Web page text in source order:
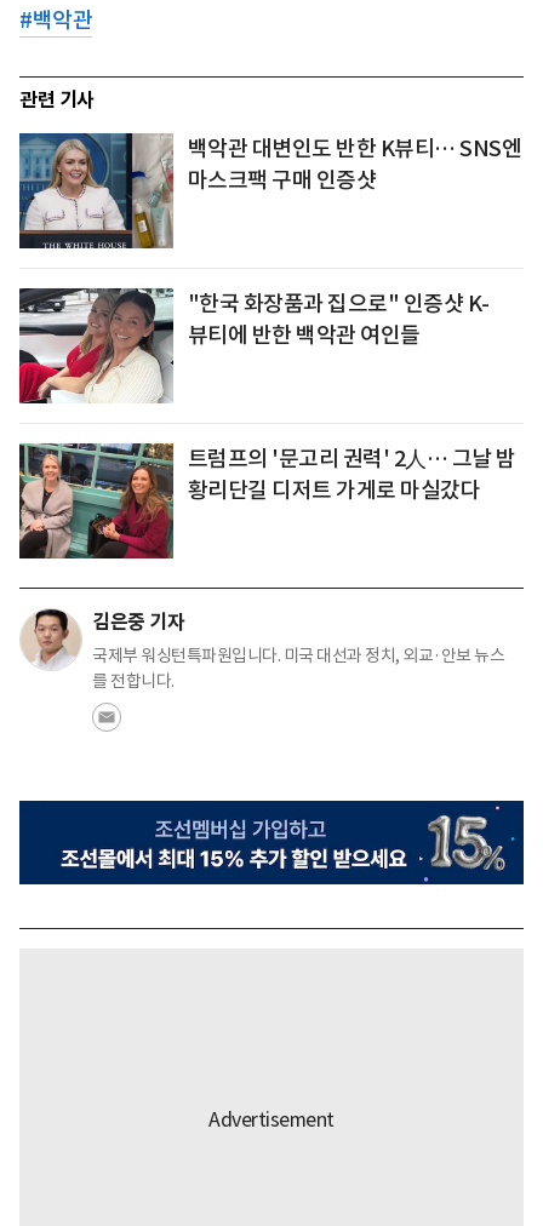
#백악관
관련 기사
백악관 대변인도 반한 K뷰티… SNS엔
마스크팩 구매 인증샷
"한국 화장품과 집으로" 인증샷 K-
뷰티에 반한 백악관 여인들
트럼프의 '문고리 권력' 2人… 그날 밤
황리단길 디저트 가게로 마실갔다
김은중 기자
국제부 워싱턴특파원입니다. 미국 대선과 정치, 외교·안보 뉴스
를 전합니다.